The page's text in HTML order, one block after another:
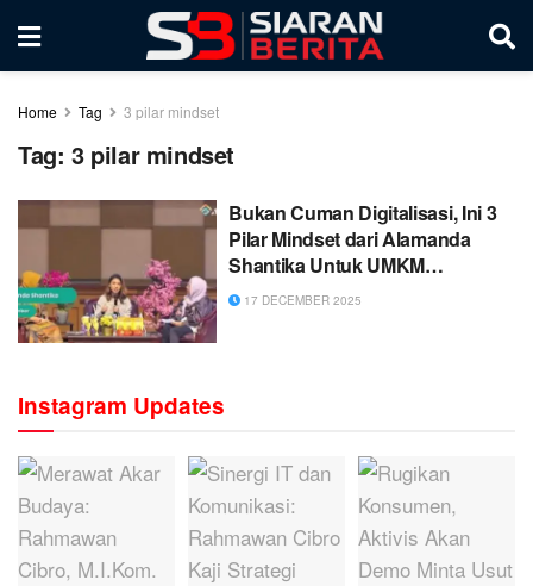
Home Tag 3 pilar mindset
Tag: 3 pilar mindset
Bukan Cuman Digitalisasi, Ini 3
Pilar Mindset dari Alamanda
Shantika Untuk UMKM
Berkelanjutan
17 DECEMBER 2025
Instagram Updates